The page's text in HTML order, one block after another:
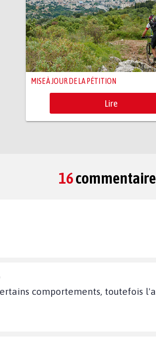
MISE À JOUR DE LA PÉTITION
Lire
16
comportements, toutefois